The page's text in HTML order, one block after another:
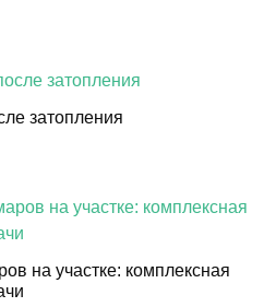
затопления
на участке: комплексная